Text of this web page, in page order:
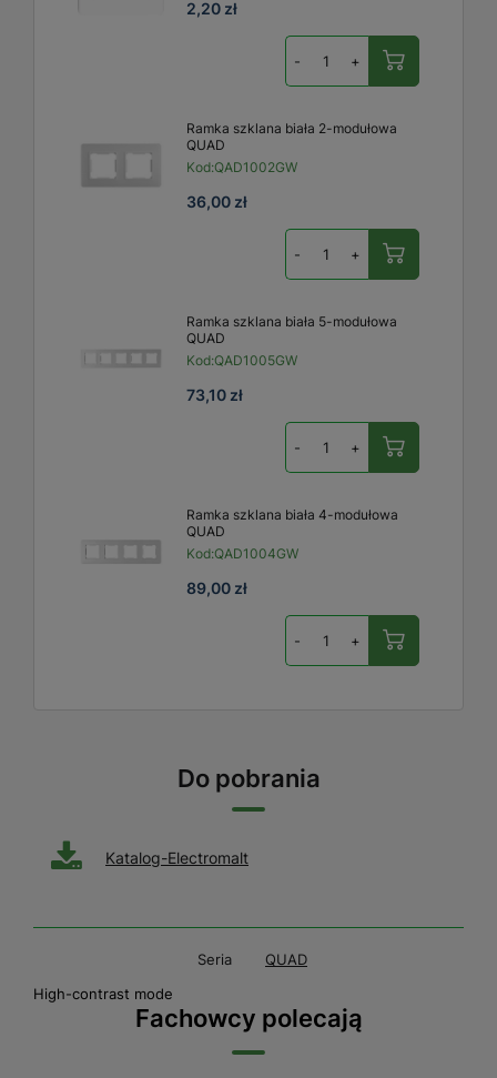
2,20 zł
- +
Ramka szklana biała 2-modułowa
QUAD
Kod:QAD1002GW
36,00 zł
- +
Ramka szklana biała 5-modułowa
QUAD
Kod:QAD1005GW
73,10 zł
- +
Ramka szklana biała 4-modułowa
QUAD
Kod:QAD1004GW
89,00 zł
- +
Do pobrania
Katalog-Electromalt
Seria
QUAD
High-contrast mode
Fachowcy polecają